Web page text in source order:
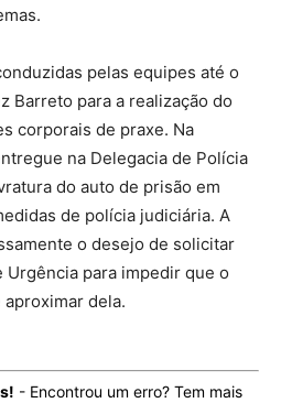
pelas equipes até o
Barreto para a realização do
corporais de praxe. Na
na Delegacia de Polícia
do auto de prisão em
de polícia judiciária. A
o desejo de solicitar
Urgência para impedir que o
dela.
- Encontrou um erro? Tem mais